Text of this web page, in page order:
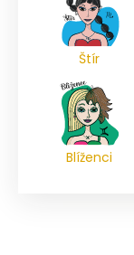
Štír
Blíženci